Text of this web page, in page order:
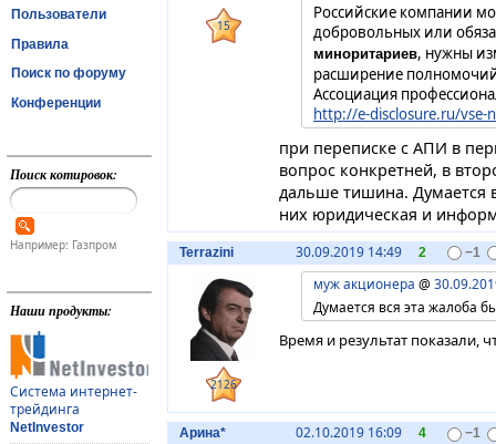
Пользователи
Правила
Поиск по форуму
Конференции
Поиск котировок:
Например: Газпром
Наши продукты:
Система интернет-
трейдинга
NetInvestor
15
Российские компании
добровольных или
миноритариев, нужны
расширение
Ассоциация
http://e-disclosure.ru/
при переписке с АПИ в
вопрос конкретней, в
дальше тишина. Думается
них юридическая и
Terrazini 30.09.2019 14:49 2 −1
2126
муж акционера @
Думается вся эта жалоба
Время и результат показали,
Арина* 02.10.2019 16:09 4 −1